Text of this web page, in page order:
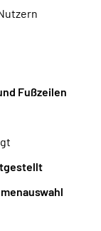
Fußzeilen